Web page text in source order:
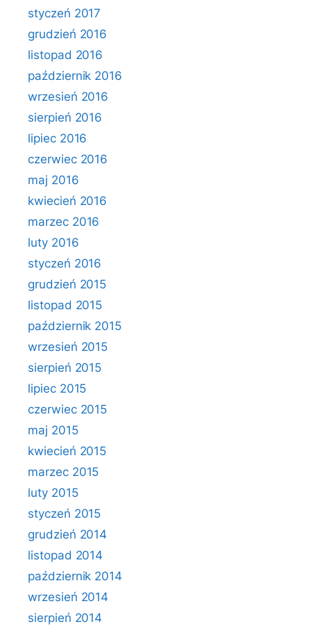
styczeń 2017
grudzień 2016
listopad 2016
październik 2016
wrzesień 2016
sierpień 2016
lipiec 2016
czerwiec 2016
maj 2016
kwiecień 2016
marzec 2016
luty 2016
styczeń 2016
grudzień 2015
listopad 2015
październik 2015
wrzesień 2015
sierpień 2015
lipiec 2015
czerwiec 2015
maj 2015
kwiecień 2015
marzec 2015
luty 2015
styczeń 2015
grudzień 2014
listopad 2014
październik 2014
wrzesień 2014
sierpień 2014